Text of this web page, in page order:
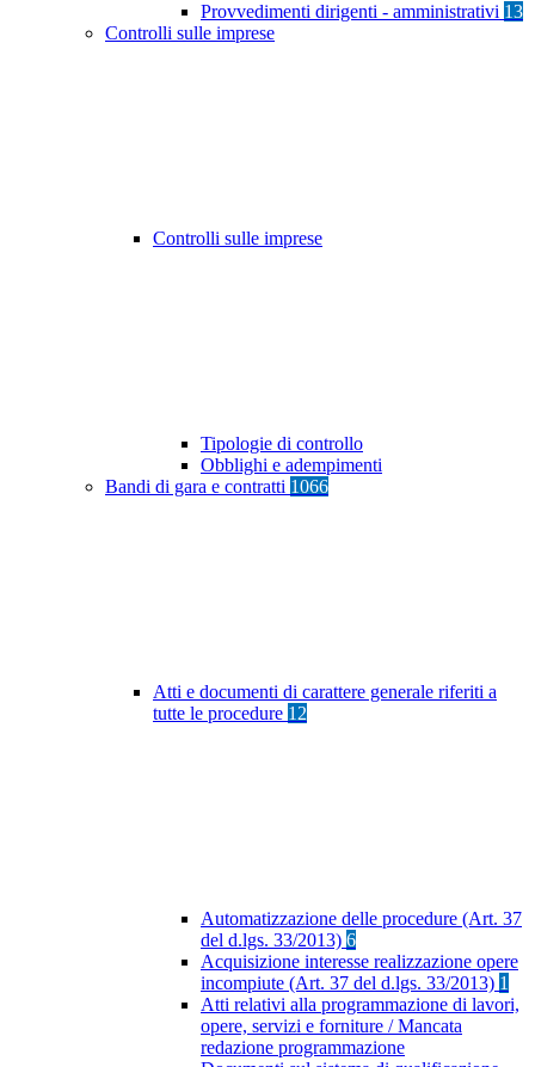
Provvedimenti dirigenti - amministrativi 13
Controlli sulle imprese
Controlli sulle imprese
Tipologie di controllo
Obblighi e adempimenti
Bandi di gara e contratti 1066
Atti e documenti di carattere generale riferiti a
tutte le procedure 12
Automatizzazione delle procedure (Art. 37
del d.lgs. 33/2013) 6
Acquisizione interesse realizzazione opere
incompiute (Art. 37 del d.lgs. 33/2013) 1
Atti relativi alla programmazione di lavori,
opere, servizi e forniture / Mancata
redazione programmazione